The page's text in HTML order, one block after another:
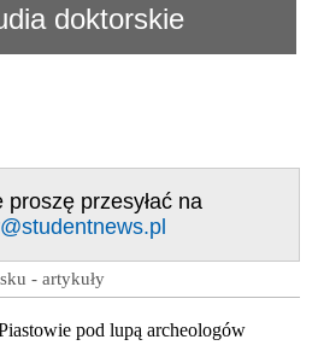
doktorskie
proszę przesyłać na
- artykuły
pod lupą archeologów